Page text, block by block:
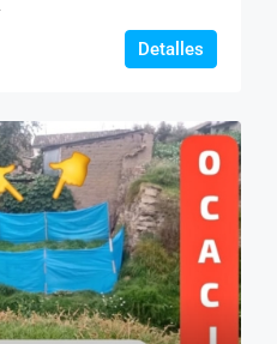
Detalles